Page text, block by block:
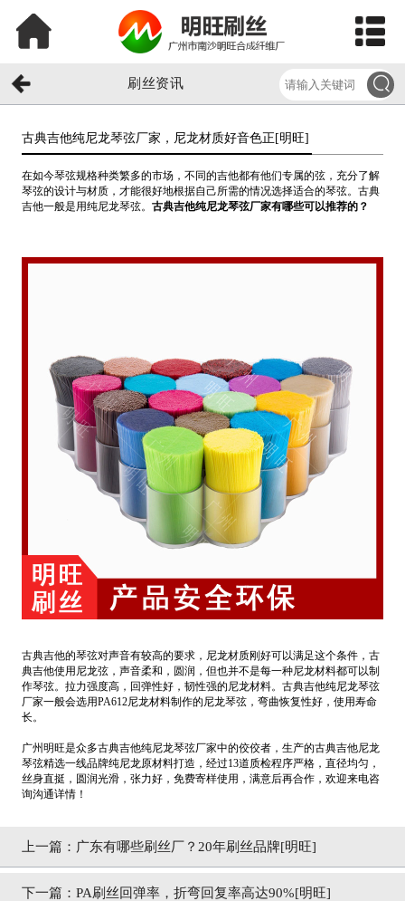
刷丝资讯
古典吉他纯尼龙琴弦厂家，尼龙材质好音色正[明旺]​
在如今琴弦规格种类繁多的市场，不同的吉他都有他们专属的弦，充分了解
琴弦的设计与材质，才能很好地根据自己所需的情况选择适合的琴弦。古典
吉他一般是用纯尼龙琴弦。 古典吉他纯尼龙琴弦厂家有哪些可以推荐的？
古典吉他的琴弦对声音有较高的要求，尼龙材质刚好可以满足这个条件，古
典吉他使用尼龙弦，声音柔和，圆润，但也并不是每一种尼龙材料都可以制
作琴弦。拉力强度高，回弹性好，韧性强的尼龙材料。古典吉他纯尼龙琴弦
厂家一般会选用PA612尼龙材料制作的尼龙琴弦，弯曲恢复性好，使用寿命
长。
广州明旺是众多古典吉他纯尼龙琴弦厂家中的佼佼者，生产的古典吉他尼龙
琴弦精选一线品牌纯尼龙原材料打造，经过13道质检程序严格，直径均匀，
丝身直挺，圆润光滑，张力好，免费寄样使用，满意后再合作，欢迎来电咨
询沟通详情！
上一篇： 广东有哪些刷丝厂？20年刷丝品牌[明旺]
下一篇： PA刷丝回弹率，折弯回复率高达90%[明旺]